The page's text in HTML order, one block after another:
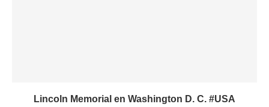
Lincoln Memorial en Washington D. C. #USA